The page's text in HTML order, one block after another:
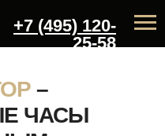
+7 (495) 120-
25-58
–
ЧАСЫ